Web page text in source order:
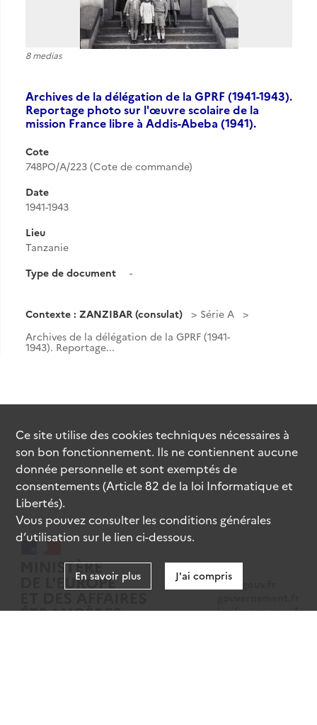
8 medias
Archives de la délégation de la GPRF (1941-1943).
Reportage photo sur l'œuvre scolaire de la
mission France libre à Addis-Abeba (1941).
Cote
748PO/A/223 (Cote de commande)
Date
1941-1943
Lieu
Tanzanie
Type de document
-
Contexte : ZANZIBAR (consulat)
Série A
Archives de la délégation de la GPRF (1941-
1943). Reportage...
data.gouv.fr
legifrance.gouv.fr
Ce site utilise descookiestechniques nécessaires à
son bon fonctionnement. Ils ne contiennent aucune
donnée personnelle et sont exemptés de
consentements (Article 82 de la loi Informatique et
Libertés).
Vous pouvez consulter les conditions générales
d’utilisation sur le lien ci-dessous.
En savoir plus J'ai compris